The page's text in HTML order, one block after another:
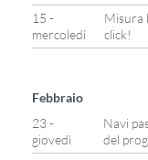
15 -
mercoledì
Misura
click!
Febbraio
23 -
giovedì
Navi
del